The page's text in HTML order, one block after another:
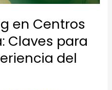
en Centros
Claves para
del